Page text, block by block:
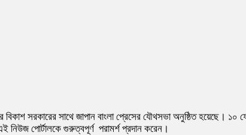
বিকাশ সরকারের সাথে জাপান বাংলা প্রেসের যৌথসভা অনুষ্ঠিত হয়েছে।
নিউজ পোর্টালকে গুরুত্বপূর্ণ পরামর্শ প্রদান করেন।